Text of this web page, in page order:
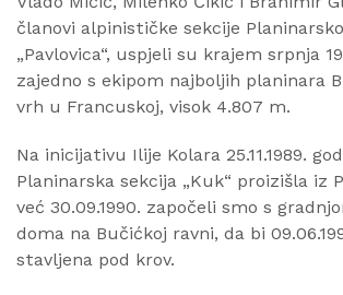
članovi alpinističke sekcije
„Pavlovica“, uspjeli su krajem srpnja
zajedno s ekipom najboljih planinara
vrh u Francuskoj, visok 4.807 m.
Na inicijativu Ilije Kolara 25.11.1989.
Planinarska sekcija „Kuk“ proizišla iz
već 30.09.1990. započeli smo s
doma na Bučićkoj ravni, da bi
stavljena pod krov.